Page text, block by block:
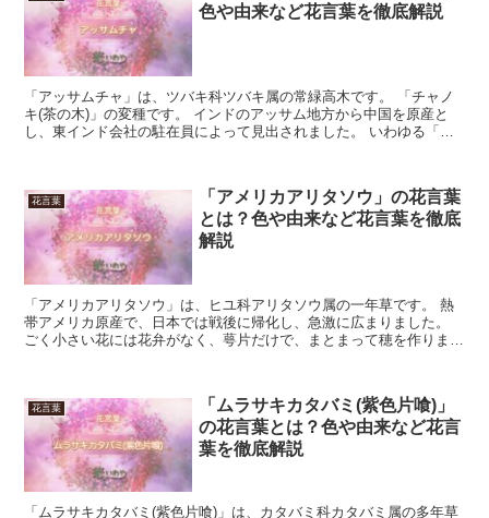
色や由来など花言葉を徹底解説
「アッサムチャ」は、ツバキ科ツバキ属の常緑高木です。 「チャノ
キ(茶の木)」の変種です。 インドのアッサム地方から中国を原産と
し、東インド会社の駐在員によって見出されました。 いわゆる「ア
花言葉
「アメリカアリタソウ」の花言葉
とは？色や由来など花言葉を徹底
解説
「アメリカアリタソウ」は、ヒユ科アリタソウ属の一年草です。 熱
帯アメリカ原産で、日本では戦後に帰化し、急激に広まりました。
ごく小さい花には花弁がなく、萼片だけで、まとまって穂を作りま
花言葉
「ムラサキカタバミ(紫色片喰)」
の花言葉とは？色や由来など花言
葉を徹底解説
「ムラサキカタバミ(紫色片喰)」は、カタバミ科カタバミ属の多年草